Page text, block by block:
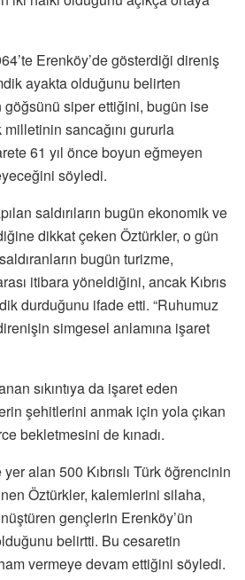
Erenköy’de gösterdiği direniş
ayakta olduğunu belirten
göğsünü siper ettiğini, bugün ise
sancağını gururla
61 yıl önce boyun eğmeyen
söyledi.
saldırıların bugün ekonomik ve
dikkat çeken Öztürkler, o gün
bugün turizme,
itibara yöneldiğini, ancak Kıbrıs
durduğunu ifade etti. “Ruhumuz
simgesel anlamına işaret
sıkıntıya da işaret eden
şehitlerini anmak için yola çıkan
bekletmesini de kınadı.
alan 500 Kıbrıslı Türk öğrencinin
Öztürkler, kalemlerini silaha,
gençlerin Erenköy’ün
belirtti. Bu cesaretin
vermeye devam ettiğini söyledi.